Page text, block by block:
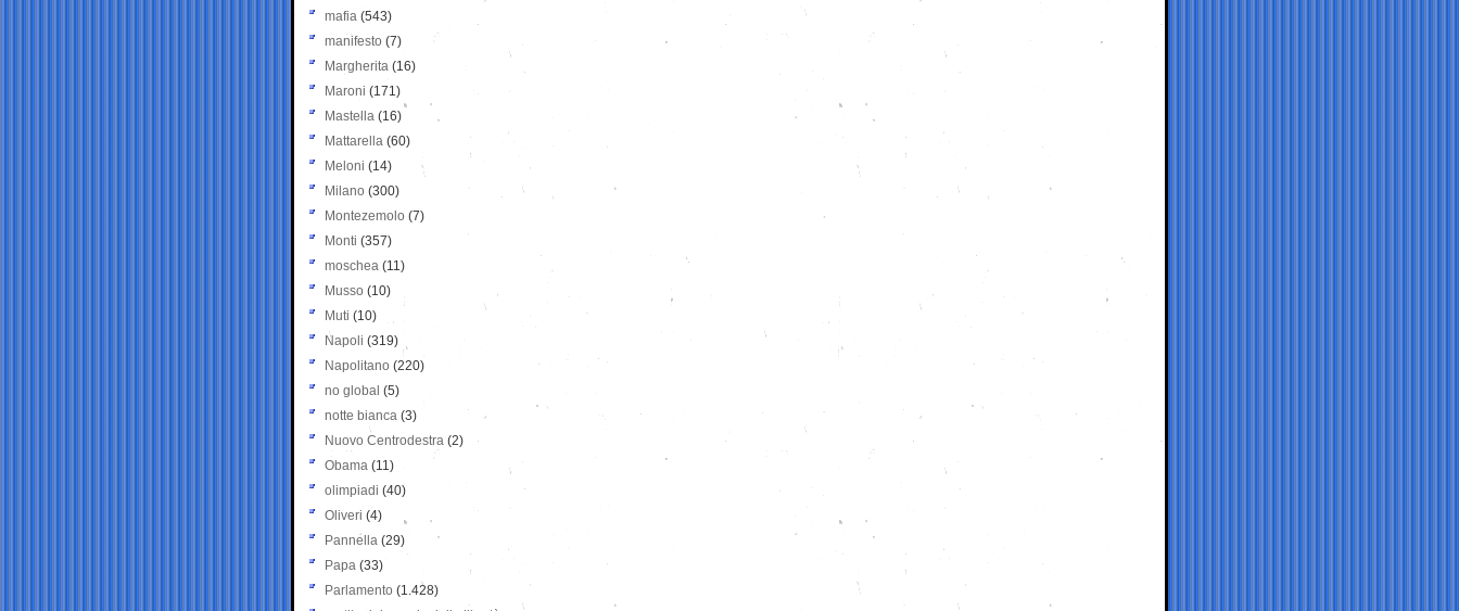
mafia (543)
manifesto (7)
Margherita (16)
Maroni (171)
Mastella (16)
Mattarella (60)
Meloni (14)
Milano (300)
Montezemolo (7)
Monti (357)
moschea (11)
Musso (10)
Muti (10)
Napoli (319)
Napolitano (220)
no global (5)
notte bianca (3)
Nuovo Centrodestra (2)
Obama (11)
olimpiadi (40)
Oliveri (4)
Pannella (29)
Papa (33)
Parlamento (1.428)